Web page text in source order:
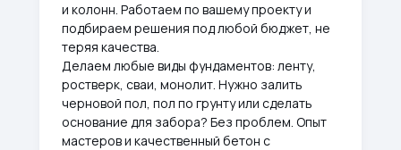
и колонн. Работаем по вашему проекту и
подбираем решения под любой бюджет, не
теряя качества.
Делаем любые виды фундаментов: ленту,
ростверк, сваи, монолит. Нужно залить
черновой пол, пол по грунту или сделать
основание для забора? Без проблем. Опыт
мастеров и качественный бетон с